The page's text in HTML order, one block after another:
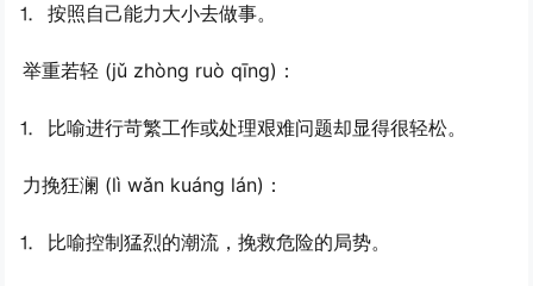
⒈ 按照自己能力大小去做事。
举重若轻 (jǔ zhòng ruò qīng)：
⒈ 比喻进行苛繁工作或处理艰难问题却显得很轻松。
力挽狂澜 (lì wǎn kuáng lán)：
⒈ 比喻控制猛烈的潮流，挽救危险的局势。